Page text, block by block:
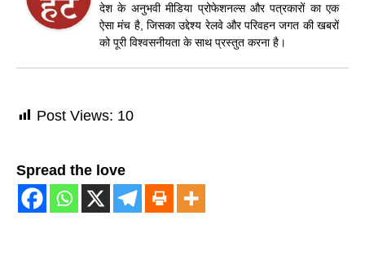
देश के अनुभवी मीडिया प्रोफेशनल्स और पत्रकारों का एक
ऐसा मंच है, जिसका उद्देश्य रेलवे और परिवहन जगत की खबरों
को पूरी विश्वसनीयता के साथ प्रस्तुत करना है।
Post Views: 10
Spread the love